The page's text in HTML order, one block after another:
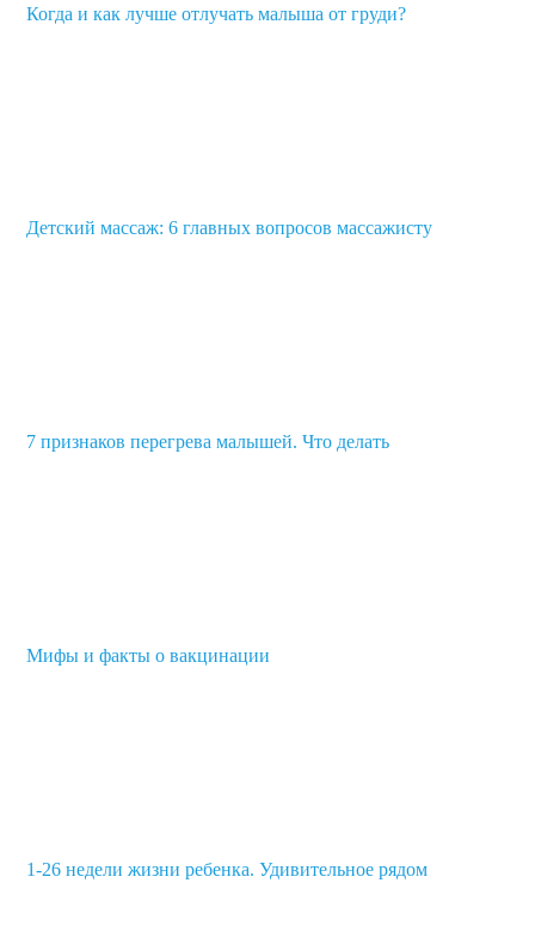
Когда и как лучше отлучать малыша от груди?
Детский массаж: 6 главных вопросов массажисту
7 признаков перегрева малышей. Что делать
Мифы и факты о вакцинации
1-26 недели жизни ребенка. Удивительное рядом